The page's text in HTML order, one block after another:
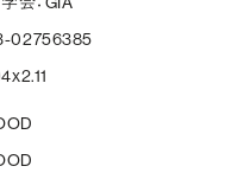
02756385